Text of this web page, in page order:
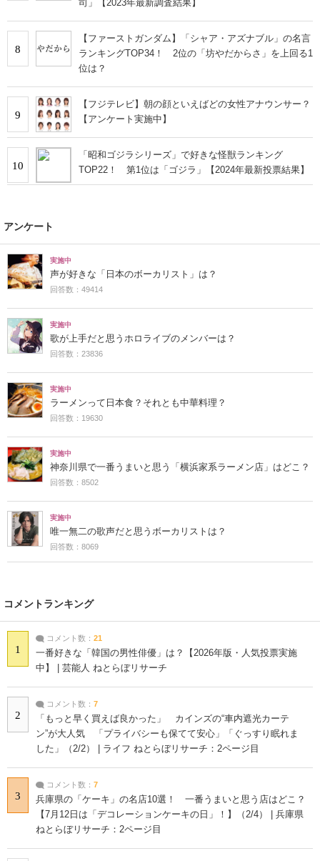
司」【2023年最新調査結果】
8
【ファーストガンダム】「シャア・アズナブル」の名言
ランキングTOP34！ 2位の「坊やだからさ」を上回る1
位は？
9
【フジテレビ】朝の顔といえばどの女性アナウンサー？
【アンケート実施中】
10
「昭和ゴジラシリーズ」で好きな怪獣ランキング
TOP22！ 第1位は「ゴジラ」【2024年最新投票結果】
アンケート
実施中
声が好きな「日本のボーカリスト」は？
回答数：49414
実施中
歌が上手だと思うホロライブのメンバーは？
回答数：23836
実施中
ラーメンって日本食？それとも中華料理？
回答数：19630
実施中
神奈川県で一番うまいと思う「横浜家系ラーメン店」はどこ？
回答数：8502
実施中
唯一無二の歌声だと思うボーカリストは？
回答数：8069
コメントランキング
1
コメント数： 21
一番好きな「韓国の男性俳優」は？【2026年版・人気投票実施
中】 | 芸能人 ねとらぼリサーチ
2
コメント数： 7
「もっと早く買えば良かった」 カインズの“車内遮光カーテ
ン”が大人気 「プライバシーも保てて安心」「ぐっすり眠れま
した」（2/2） | ライフ ねとらぼリサーチ：2ページ目
3
コメント数： 7
兵庫県の「ケーキ」の名店10選！ 一番うまいと思う店はどこ？
【7月12日は「デコレーションケーキの日」！】（2/4） | 兵庫県
ねとらぼリサーチ：2ページ目